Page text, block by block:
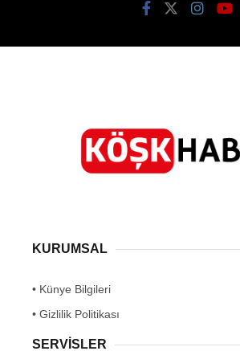
KURUMSAL
• Künye Bilgileri
• Gizlilik Politikası
SERVİSLER